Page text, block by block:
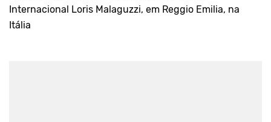
Internacional Loris Malaguzzi, em Reggio Emilia, na
Itália